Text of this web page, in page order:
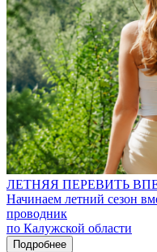
ЛЕТНЯЯ ПЕРЕВИТЬ
Начинаем летний сезон
проводник
по Калужской области
Подробнее